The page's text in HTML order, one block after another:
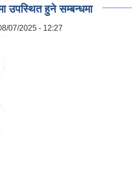
उपस्थित हुने सम्बन्धमा
07/2025 - 12:27